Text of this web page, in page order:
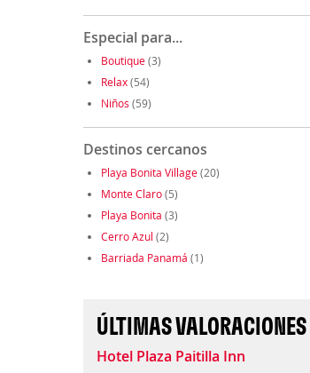
Especial para...
Boutique(3)
Relax(54)
Niños (59)
Destinos cercanos
Playa Bonita Village(20)
Monte Claro(5)
Playa Bonita (3)
Cerro Azul (2)
Barriada Panamá (1)
ÚLTIMAS VALORACIONES
Hotel Plaza Paitilla Inn